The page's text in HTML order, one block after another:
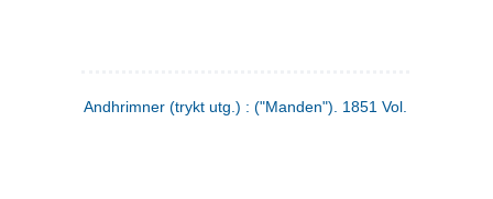
Andhrimner (trykt utg.) : ("Manden"). 1851 Vol. 1 Nr. 10